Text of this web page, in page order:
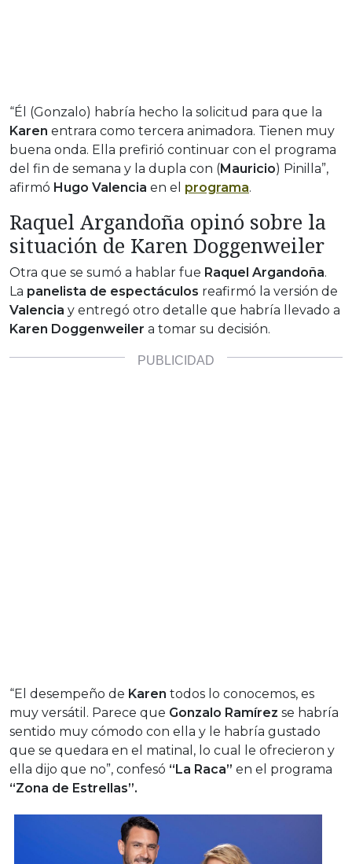
“Él (Gonzalo) habría hecho la solicitud para que la
Karen entrara como tercera animadora. Tienen muy
buena onda. Ella prefirió continuar con el programa
del fin de semana y la dupla con (Mauricio) Pinilla”,
afirmó Hugo Valencia en el programa.
Raquel Argandoña opinó sobre la
situación de Karen Doggenweiler
Otra que se sumó a hablar fue Raquel Argandoña.
La panelista de espectáculos reafirmó la versión de
Valencia y entregó otro detalle que habría llevado a
Karen Doggenweiler a tomar su decisión.
“El desempeño de Karen todos lo conocemos, es
muy versátil. Parece que Gonzalo Ramírez se habría
sentido muy cómodo con ella y le habría gustado
que se quedara en el matinal, lo cual le ofrecieron y
ella dijo que no”, confesó “La Raca” en el programa
“Zona de Estrellas”.